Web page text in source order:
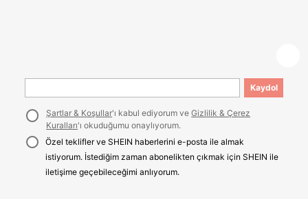
Kaydol
Şartlar & Koşullar'ı kabul ediyorum veGizlilik & Çerez
Kuralları'ı okuduğumu onaylıyorum.
Özel teklifler ve SHEIN haberlerini e-posta ile almak
istiyorum. İstediğim zaman abonelikten çıkmak için SHEIN ile
iletişime geçebileceğimi anlıyorum.